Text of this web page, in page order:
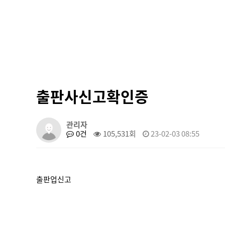
출판사신고확인증
관리자
0건
105,531회 23-02-03 08:55
출판업신고